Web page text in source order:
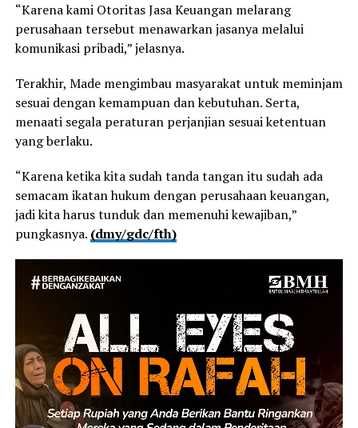
“Karena kami Otoritas Jasa Keuangan melarang
perusahaan tersebut menawarkan jasanya melalui
komunikasi pribadi,” jelasnya.
Terakhir, Made mengimbau masyarakat untuk meminjam
sesuai dengan kemampuan dan kebutuhan. Serta,
menaati segala peraturan perjanjian sesuai ketentuan
yang berlaku.
“Karena ketika kita sudah tanda tangan itu sudah ada
semacam ikatan hukum dengan perusahaan keuangan,
jadi kita harus tunduk dan memenuhi kewajiban,”
pungkasnya. (dmy/gdc/fth)